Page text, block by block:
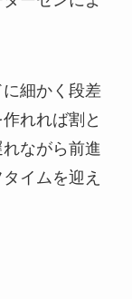
細かく段差
れれば割と
ながら前進
イムを迎え